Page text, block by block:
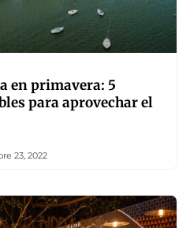
en primavera: 5
para aprovechar el
23, 2022